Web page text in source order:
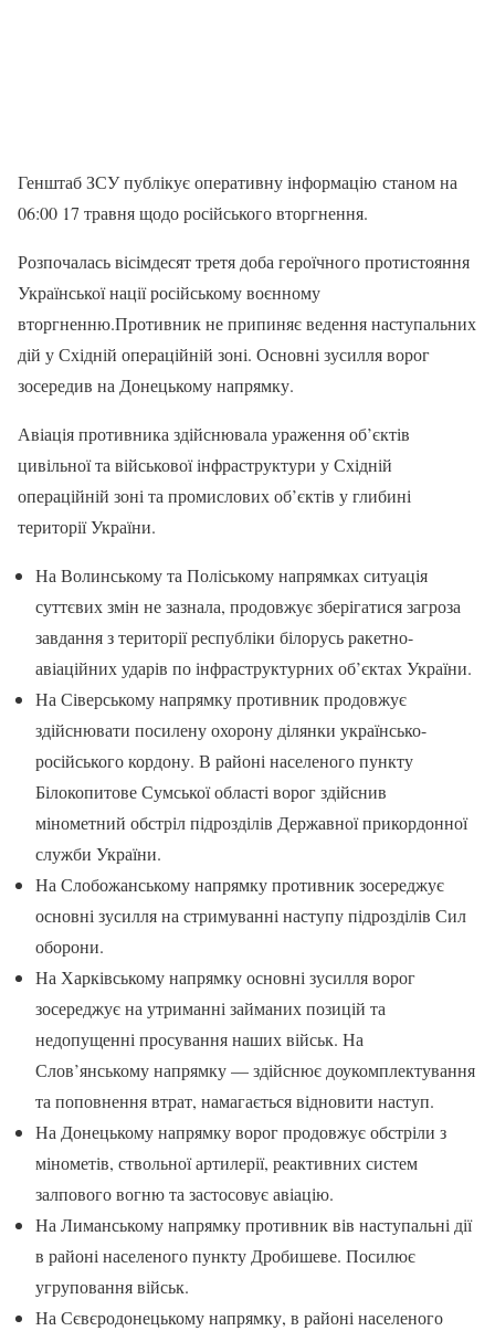
Генштаб ЗСУ публікує оперативну інформацію станом на
06:00 17 травня щодо російського вторгнення.
Розпочалась вісімдесят третя доба героїчного протистояння
Української нації російському воєнному
вторгненню.Противник не припиняє ведення наступальних
дій у Східній операційній зоні. Основні зусилля ворог
зосередив на Донецькому напрямку.
Авіація противника здійснювала ураження об’єктів
цивільної та військової інфраструктури у Східній
операційній зоні та промислових об’єктів у глибині
території України.
На Волинському та Поліському напрямках ситуація
суттєвих змін не зазнала, продовжує зберігатися загроза
завдання з території республіки білорусь ракетно-
авіаційних ударів по інфраструктурних об’єктах України.
На Сіверському напрямку противник продовжує
здійснювати посилену охорону ділянки українсько-
російського кордону. В районі населеного пункту
Білокопитове Сумської області ворог здійснив
мінометний обстріл підрозділів Державної прикордонної
служби України.
На Слобожанському напрямку противник зосереджує
основні зусилля на стримуванні наступу підрозділів Сил
оборони.
На Харківському напрямку основні зусилля ворог
зосереджує на утриманні займаних позицій та
недопущенні просування наших військ. На
Слов’янському напрямку — здійснює доукомплектування
та поповнення втрат, намагається відновити наступ.
На Донецькому напрямку ворог продовжує обстріли з
мінометів, ствольної артилерії, реактивних систем
залпового вогню та застосовує авіацію.
На Лиманському напрямку противник вів наступальні дії
в районі населеного пункту Дробишеве. Посилює
угруповання військ.
На Сєвєродонецькому напрямку, в районі населеного